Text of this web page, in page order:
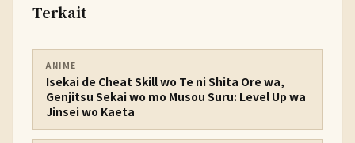
Terkait
ANIME
Isekai de Cheat Skill wo Te ni Shita Ore wa,
Genjitsu Sekai wo mo Musou Suru: Level Up wa
Jinsei wo Kaeta